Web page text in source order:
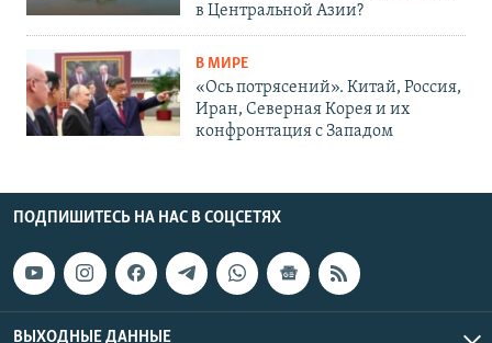
в Центральной Азии?
В МИРЕ
«Ось потрясений». Китай, Россия,
Иран, Северная Корея и их
конфронтация с Западом
ПОДПИШИТЕСЬ НА НАС В СОЦСЕТЯХ
ВЫХОДНЫЕ ДАННЫЕ